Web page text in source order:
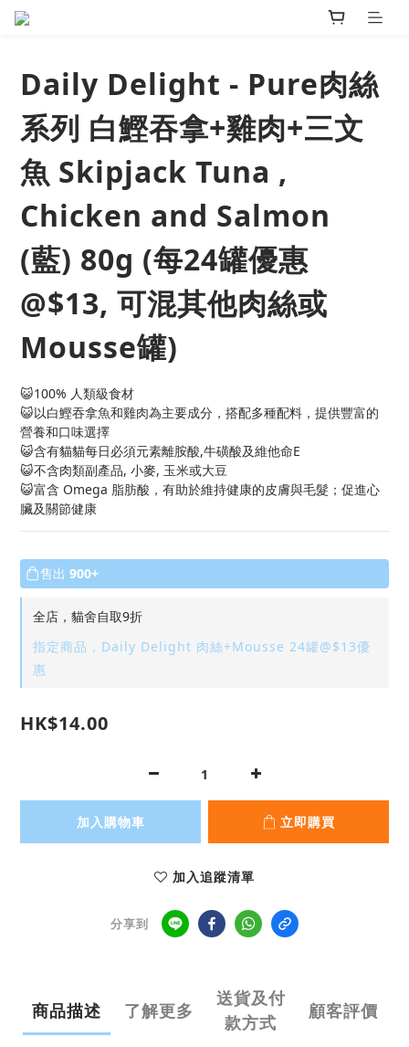
Daily Delight - Pure肉絲
系列 白鰹吞拿+雞肉+三文
魚 Skipjack Tuna ,
Chicken and Salmon
(藍) 80g (每24罐優惠
@$13, 可混其他肉絲或
Mousse罐)
😺100% 人類級食材
😺以白鰹吞拿魚和雞肉為主要成分，搭配多種配料，提供豐富的
營養和口味選擇
😺含有貓貓每日必須元素離胺酸,牛磺酸及維他命E
😺不含肉類副產品, 小麥, 玉米或大豆
😺富含 Omega 脂肪酸，有助於維持健康的皮膚與毛髮；促進心
臟及關節健康
售出 900+
全店，貓舍自取9折
指定商品，Daily Delight 肉絲+Mousse 24罐@$13優
惠
HK$14.00
加入購物車 立即購買
加入追蹤清單
分享到
商品描述 了解更多
送貨及付
款方式
顧客評價